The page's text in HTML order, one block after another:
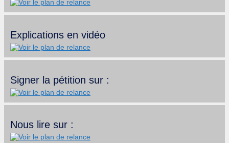
Explications en vidéo
Signer la pétition sur :
Nous lire sur :